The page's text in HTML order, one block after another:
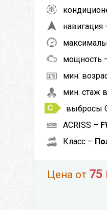
навигация
мощность
мин.
мин. стаж
выбросы
ACRISS –
Класс –
Цена от 75